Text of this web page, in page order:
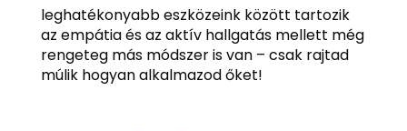
leghatékonyabb eszközeink között tartozik
az empátia és az aktív hallgatás mellett még
rengeteg más módszer is van – csak rajtad
múlik hogyan alkalmazod őket!